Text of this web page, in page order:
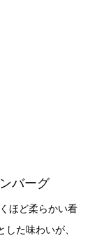
バーグ
ほど柔らかい看
た味わいが、